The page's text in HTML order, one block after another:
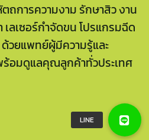
การความงาม รักษาสิว งาน
ลเซอร์กำจัดขน โปรแกรมฉีด
วยแพทย์ผู้มีความรู้และ
อมดูแลคุณลูกค้าทั่วประเทศ